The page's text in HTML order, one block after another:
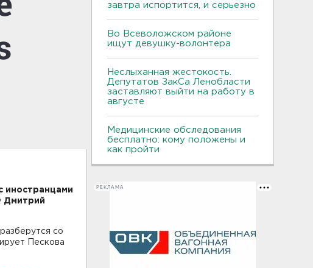
иностранцами
Дмитрий
со
Пескова
завтра испортится, и серьезно
Во Всеволожском районе
ищут девушку-волонтера
Неслыханная жестокость.
Депутатов ЗакСа Ленобласти
заставляют выйти на работу в
августе
Медицинские обследования
бесплатно: кому положены и
как пройти
РЕКЛАМА